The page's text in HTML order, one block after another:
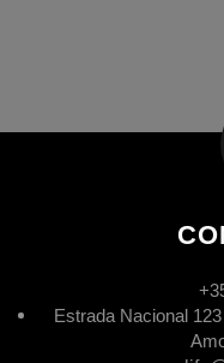
Estrada Nacional